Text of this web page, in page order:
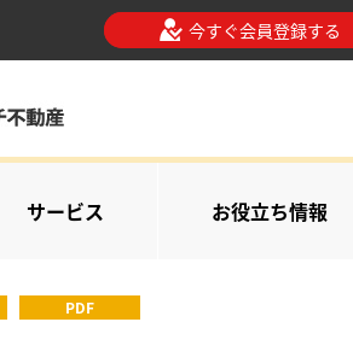
今すぐ会員登録する
サービス お役立ち情報
PDF